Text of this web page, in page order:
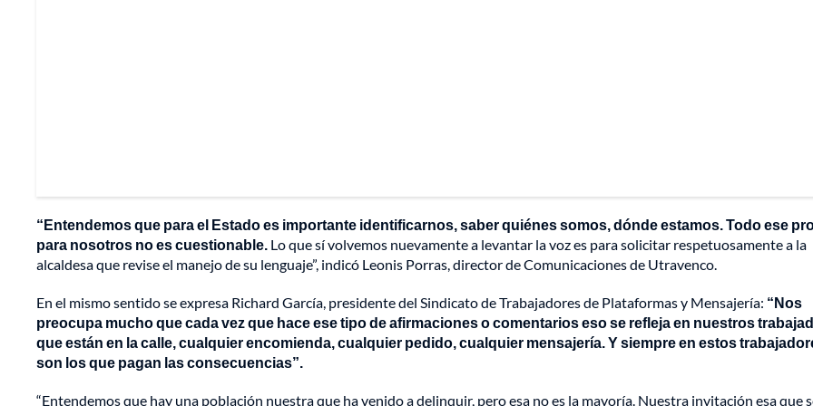
“Entendemos que para el Estado es importante identificarnos, saber quiénes somos, dónde estamos. Todo ese
para nosotros no es cuestionable. Lo que sí volvemos nuevamente a levantar la voz es para solicitar respetuosamente a la
alcaldesa que revise el manejo de su lenguaje”, indicó Leonis Porras, director de Comunicaciones de Utravenco.
En el mismo sentido se expresa Richard García, presidente del Sindicato de Trabajadores de Plataformas y Mensajería: “Nos
preocupa mucho que cada vez que hace ese tipo de afirmaciones o comentarios eso se refleja en nuestros
que están en la calle, cualquier encomienda, cualquier pedido, cualquier mensajería. Y siempre en estos
son los que pagan las consecuencias”.
“Entendemos que hay una población nuestra que ha venido a delinquir, pero esa no es la mayoría. Nuestra invitación esa que